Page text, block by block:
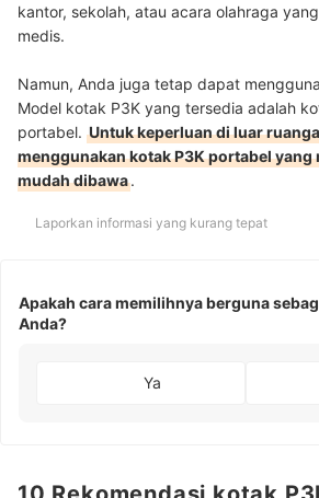
kantor, sekolah, atau acara olahraga
medis.
Namun, Anda juga tetap dapat
Model kotak P3K yang tersedia adalah
portabel. Untuk keperluan di luar
menggunakan kotak P3K portabel yang
mudah dibawa.
Laporkan informasi yang kurang tepat
Apakah cara memilihnya berguna
Anda?
Ya